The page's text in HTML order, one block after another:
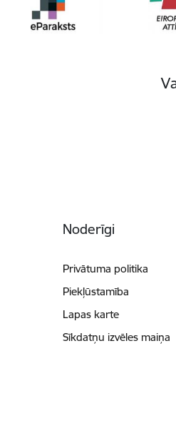
Noderīgi
Privātuma politika
Piekļūstamība
Lapas karte
Sīkdatņu izvēles maiņa